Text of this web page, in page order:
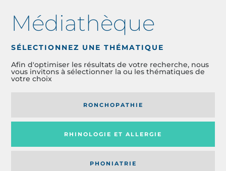
Médiathèque
SÉLECTIONNEZ UNE THÉMATIQUE
Afin d'optimiser les résultats de votre recherche, nous
vous invitons à sélectionner la ou les thématiques de
votre choix
RONCHOPATHIE
RHINOLOGIE ET ALLERGIE
PHONIATRIE